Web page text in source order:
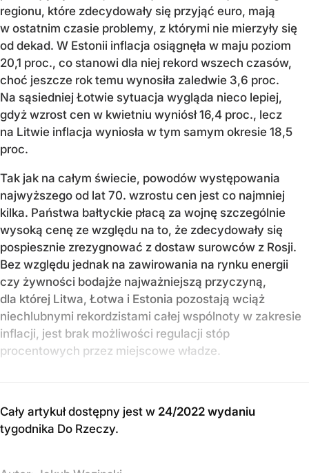
regionu, które zdecydowały się przyjąć euro, mają
w ostatnim czasie problemy, z którymi nie mierzyły się
od dekad. W Estonii inflacja osiągnęła w maju poziom
20,1 proc., co stanowi dla niej rekord wszech czasów,
choć jeszcze rok temu wynosiła zaledwie 3,6 proc.
Na sąsiedniej Łotwie sytuacja wygląda nieco lepiej,
gdyż wzrost cen w kwietniu wyniósł 16,4 proc., lecz
na Litwie inflacja wyniosła w tym samym okresie 18,5
proc.
Tak jak na całym świecie, powodów występowania
najwyższego od lat 70. wzrostu cen jest co najmniej
kilka. Państwa bałtyckie płacą za wojnę szczególnie
wysoką cenę ze względu na to, że zdecydowały się
pospiesznie zrezygnować z dostaw surowców z Rosji.
Bez względu jednak na zawirowania na rynku energii
czy żywności bodajże najważniejszą przyczyną,
dla której Litwa, Łotwa i Estonia pozostają wciąż
niechlubnymi rekordzistami całej wspólnoty w zakresie
inflacji, jest brak możliwości regulacji stóp
procentowych przez miejscowe władze.
Cały artykuł dostępny jest w 24/2022 wydaniu
tygodnika Do Rzeczy.